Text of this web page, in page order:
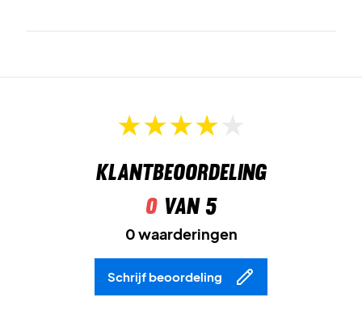
Klantbeoordeling
0van 5
0 waarderingen
Schrijf beoordeling